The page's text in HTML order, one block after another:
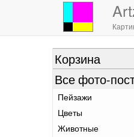
Корзина
Все фото-
Пейзажи
Цветы
Животные